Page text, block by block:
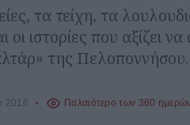
τα τείχη, τα
ιστορίες που αξίζει
της Πελοποννήσου.
2016 Παλαιότερο των 360